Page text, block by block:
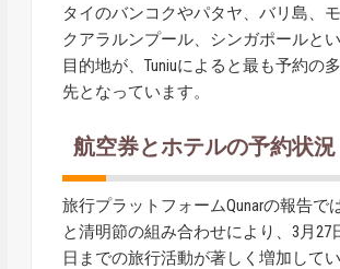
タイのバンコクやパタヤ、バリ島、モ
クアラルンプール、シンガポールと
目的地が、Tuniuによると最も予約の
先となっています。
航空券とホテルの予約状況
旅行プラットフォームQunarの報告で
と清明節の組み合わせにより、3月27
日までの旅行活動が著しく増加して